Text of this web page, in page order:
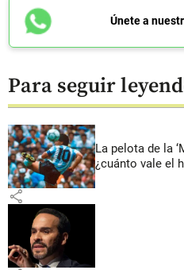
Únete a
Para seguir
La pelota de la
¿cuánto vale el
share